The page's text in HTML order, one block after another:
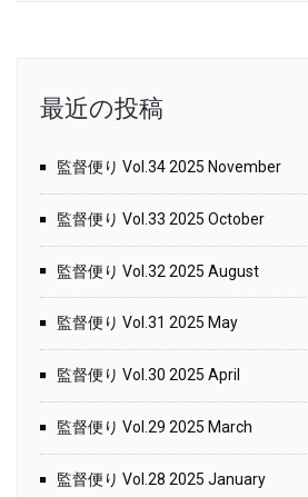
最近の投稿
監督便り Vol.34 2025 November
監督便り Vol.33 2025 October
監督便り Vol.32 2025 August
監督便り Vol.31 2025 May
監督便り Vol.30 2025 April
監督便り Vol.29 2025 March
監督便り Vol.28 2025 January